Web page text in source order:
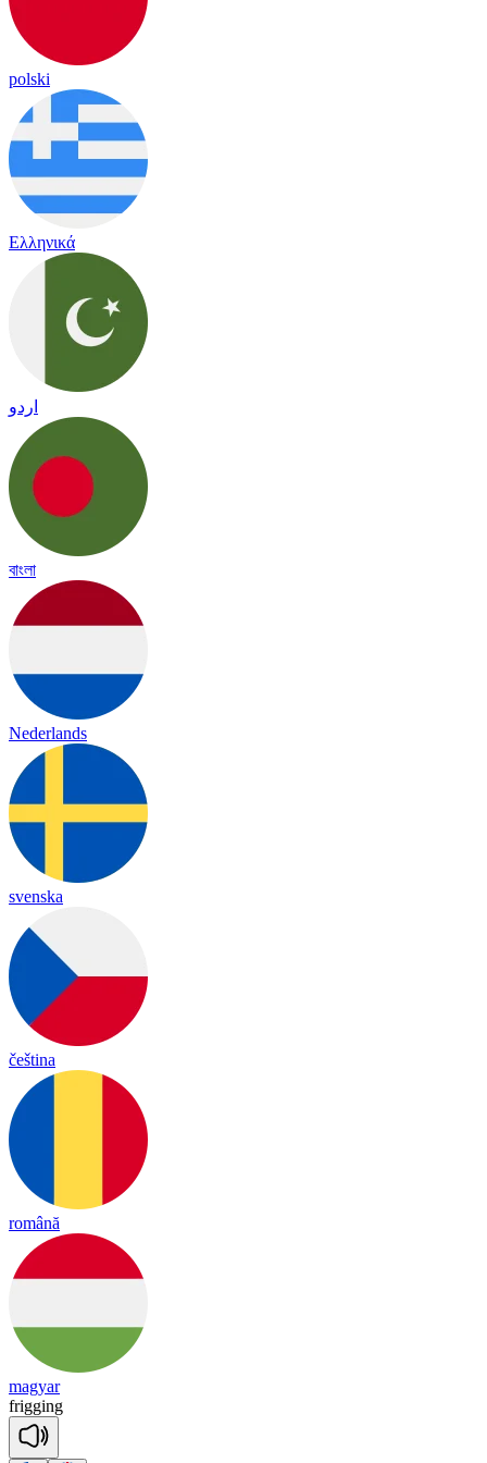
polski
Ελληνικά
اردو
বাংলা
Nederlands
svenska
čeština
română
magyar
frigging